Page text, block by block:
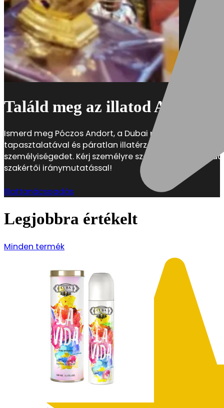
Találd meg az illatod Andor
Ismerd meg Póczos Andort, a Dubai parfümök hazai
tapasztalatával és páratlan illatérzékével segít
személyiségedet. Kérj személyre szabott
szakértői iránymutatással!
Illattanácsoadás
Legjobbra értékelt
Minden termék